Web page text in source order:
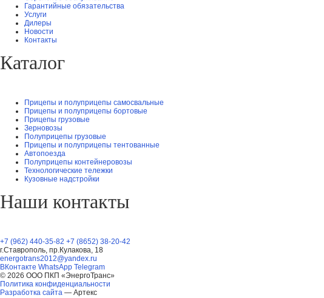
Гарантийные обязательства
Услуги
Дилеры
Новости
Контакты
Каталог
Прицепы и полуприцепы самосвальные
Прицепы и полуприцепы бортовые
Прицепы грузовые
Зерновозы
Полуприцепы грузовые
Прицепы и полуприцепы тентованные
Автопоезда
Полуприцепы контейнеровозы
Технологические тележки
Кузовные надстройки
Наши контакты
+7 (962) 440-35-82 +7 (8652) 38-20-42
г.Ставрополь, пр.Кулакова, 18
energotrans2012@yandex.ru
ВКонтакте WhatsApp Telegram
© 2026 ООО ПКП «ЭнергоТранс»
Политика конфиденциальности
Разработка сайта — Артекс